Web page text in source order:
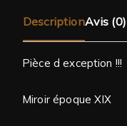
DescriptionAvis (0)
Pièce d exception !!!
Miroir époque XIX